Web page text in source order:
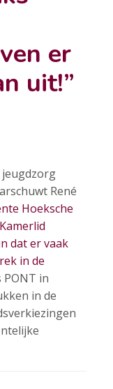
er
uit!”
jeugdzorg
René
Hoeksche
dat er vaak
in de
in
in de